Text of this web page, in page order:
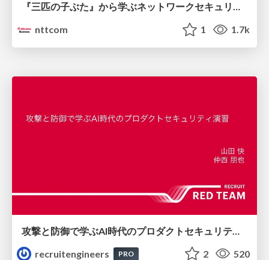
『三匹の子ぶた』から学ぶネットワークセキュリティの昔と今 / Network Security: Then and Now Through the Lens of The Three Little Pigs
nttcom
1 1.7k
recruitengineers
PRO 2 520